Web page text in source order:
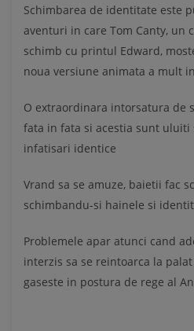
Schimbarea de identitate este
aventuri in care Tom Canty, un
schimb cu printul Edward,
noua versiune animata a mult
O extraordinara intorsatura de
fata in fata si acestia sunt uluiti
infatisari identice
Vrand sa se amuze, baietii fac
schimbandu-si hainele si
Problemele apar atunci cand
interzis sa se reintoarca la
gaseste in postura de rege al